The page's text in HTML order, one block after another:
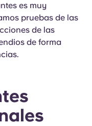
es muy
pruebas de las
de las
de forma